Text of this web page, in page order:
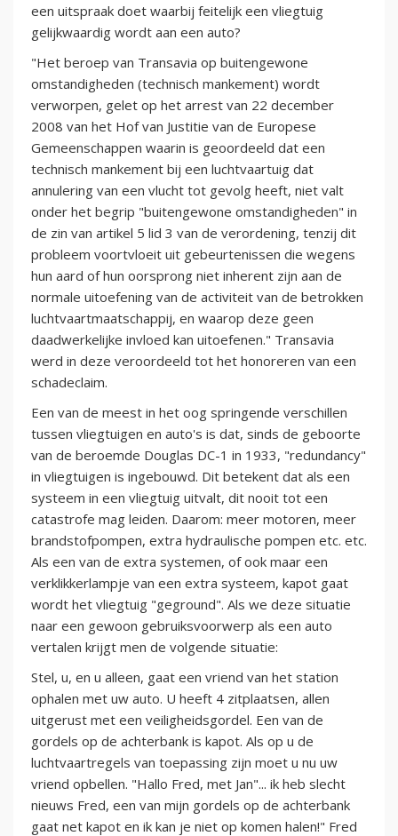
een uitspraak doet waarbij feitelijk een vliegtuig
gelijkwaardig wordt aan een auto?
"Het beroep van Transavia op buitengewone
omstandigheden (technisch mankement) wordt
verworpen, gelet op het arrest van 22 december
2008 van het Hof van Justitie van de Europese
Gemeenschappen waarin is geoordeeld dat een
technisch mankement bij een luchtvaartuig dat
annulering van een vlucht tot gevolg heeft, niet valt
onder het begrip "buitengewone omstandigheden" in
de zin van artikel 5 lid 3 van de verordening, tenzij dit
probleem voortvloeit uit gebeurtenissen die wegens
hun aard of hun oorsprong niet inherent zijn aan de
normale uitoefening van de activiteit van de betrokken
luchtvaartmaatschappij, en waarop deze geen
daadwerkelijke invloed kan uitoefenen." Transavia
werd in deze veroordeeld tot het honoreren van een
schadeclaim.
Een van de meest in het oog springende verschillen
tussen vliegtuigen en auto's is dat, sinds de geboorte
van de beroemde Douglas DC-1 in 1933, "redundancy"
in vliegtuigen is ingebouwd. Dit betekent dat als een
systeem in een vliegtuig uitvalt, dit nooit tot een
catastrofe mag leiden. Daarom: meer motoren, meer
brandstofpompen, extra hydraulische pompen etc. etc.
Als een van de extra systemen, of ook maar een
verklikkerlampje van een extra systeem, kapot gaat
wordt het vliegtuig "geground". Als we deze situatie
naar een gewoon gebruiksvoorwerp als een auto
vertalen krijgt men de volgende situatie:
Stel, u, en u alleen, gaat een vriend van het station
ophalen met uw auto. U heeft 4 zitplaatsen, allen
uitgerust met een veiligheidsgordel. Een van de
gordels op de achterbank is kapot. Als op u de
luchtvaartregels van toepassing zijn moet u nu uw
vriend opbellen. "Hallo Fred, met Jan"... ik heb slecht
nieuws Fred, een van mijn gordels op de achterbank
gaat net kapot en ik kan je niet op komen halen!" Fred